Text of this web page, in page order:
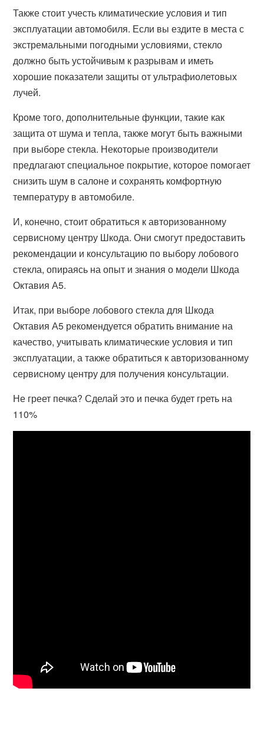
Также стоит учесть климатические условия и тип
эксплуатации автомобиля. Если вы ездите в места с
экстремальными погодными условиями, стекло
должно быть устойчивым к разрывам и иметь
хорошие показатели защиты от ультрафиолетовых
лучей.
Кроме того, дополнительные функции, такие как
защита от шума и тепла, также могут быть важными
при выборе стекла. Некоторые производители
предлагают специальное покрытие, которое помогает
снизить шум в салоне и сохранять комфортную
температуру в автомобиле.
И, конечно, стоит обратиться к авторизованному
сервисному центру Шкода. Они смогут предоставить
рекомендации и консультацию по выбору лобового
стекла, опираясь на опыт и знания о модели Шкода
Октавия А5.
Итак, при выборе лобового стекла для Шкода
Октавия А5 рекомендуется обратить внимание на
качество, учитывать климатические условия и тип
эксплуатации, а также обратиться к авторизованному
сервисному центру для получения консультации.
Не греет печка? Сделай это и печка будет греть на
110%